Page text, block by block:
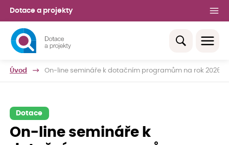
Dotace a projekty
Úvod On-line semináře k dotačním programům na rok 2026
Dotace
On-line semináře k